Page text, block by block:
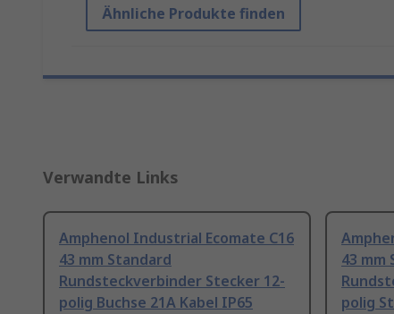
Ähnliche Produkte finden
Verwandte Links
Amphenol Industrial Ecomate C16
43 mm Standard
Rundsteckverbinder Stecker 12-
polig Buchse 21A Kabel IP65
43 mm
polig